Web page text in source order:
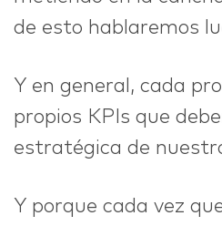
de esto hablaremos
Y en general, cada
propios KPIs que
estratégica de
Y porque cada vez